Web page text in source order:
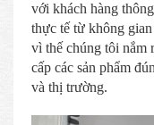
với khách hàng
thực tế từ không
vì thế chúng tôi nắm
cấp các sản phẩm
và thị trường.